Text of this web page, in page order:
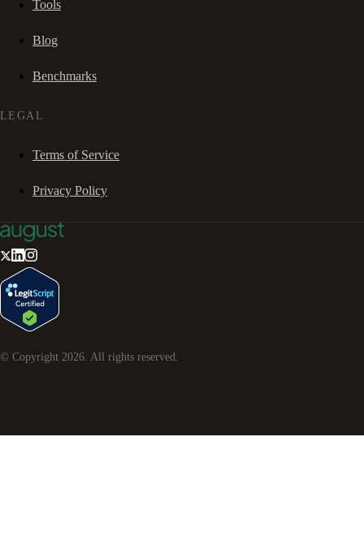
Tools
Blog
Benchmarks
LEGAL
Terms of Service
Privacy Policy
© Copyright 2026. All rights reserved.